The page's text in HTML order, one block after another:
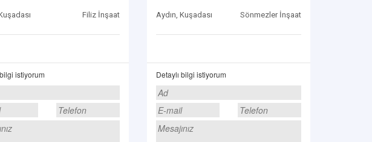
Filiz İnşaat
istiyorum
Aydın, Kuşadası Sönmezler İnşaat
Detaylı bilgi istiyorum